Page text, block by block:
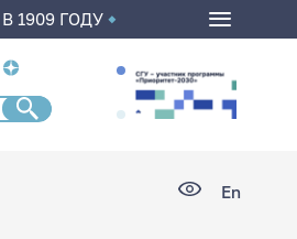
1909 ГОДУ
En